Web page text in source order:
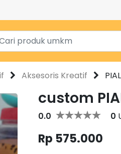
Aksesoris Kreatif
custom
0.0 0
Rp 575.000